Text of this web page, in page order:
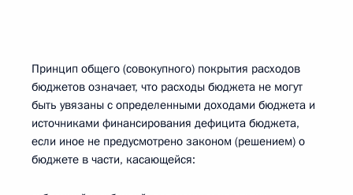
Принцип общего (совокупного) покрытия расходов
бюджетов означает, что расходы бюджета не могут
быть увязаны с определенными доходами бюджета и
источниками финансирования дефицита бюджета,
если иное не предусмотрено законом (решением) о
бюджете в части, касающейся: